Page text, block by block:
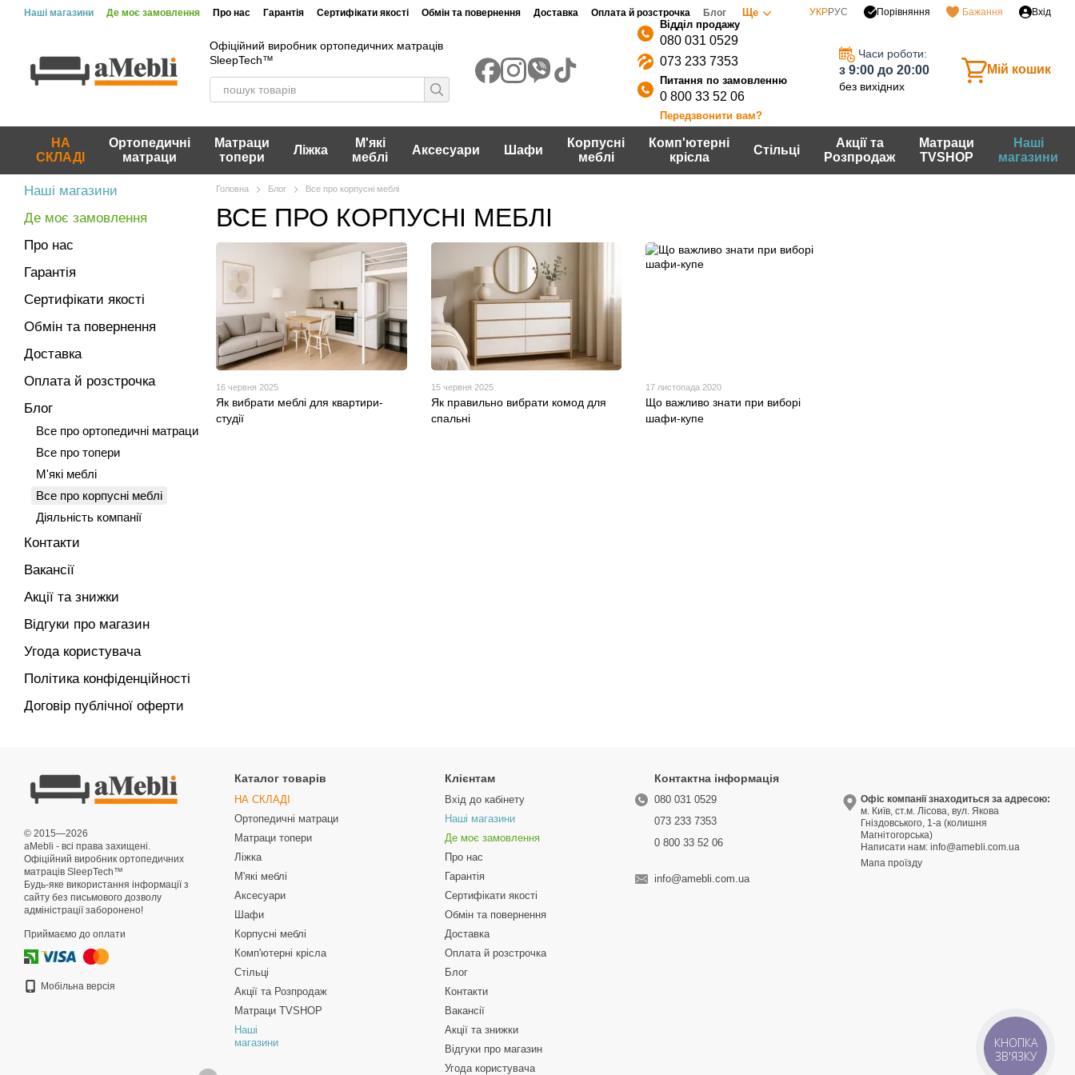
Перейти до основного контенту
Наші магазини Де моє замовлення Про нас Гарантія Сертифікати якості Обмін та повернення Доставка Оплата й розстрочка Блог Ще УКРРУС Порівняння Бажання Вхід
Офіційний виробник ортопедичних матраців
SleepTech™
080 031 0529
073 233 7353
0 800 33 52 06
Передзвонити вам?
Часи роботи:
з 9:00 до 20:00
без вихідних
Мій кошик
НА
СКЛАДІ
Ортопедичні
матраци
Матраци
топери
Ліжка
М'які
меблі
Аксесуари Шафи
Корпусні
меблі
Комп'ютерні
крісла
Стільці
Акції та
Розпродаж
Матраци
TVSHOP
Наші
магазини
Головна Блог Все про корпусні меблі
ВСЕ ПРО КОРПУСНІ МЕБЛІ
16 червня 2025
Як вибрати меблі для квартири-
студії
15 червня 2025
Як правильно вибрати комод для
спальні
17 листопада 2020
Що важливо знати при виборі
шафи-купе
Наші магазини
Де моє замовлення
Про нас
Гарантія
Сертифікати якості
Обмін та повернення
Доставка
Оплата й розстрочка
Блог
Все про ортопедичні матраци
Все про топери
М'які меблі
Все про корпусні меблі
Діяльність компанії
Контакти
Вакансії
Акції та знижки
Відгуки про магазин
Угода користувача
Політика конфіденційності
Договір публічної оферти
© 2015—2026
aMebli - всі права захищені.
Офіційний виробник ортопедичних
матраців SleepTech™
Будь-яке використання інформації з
сайту без письмового дозволу
адміністрації заборонено!
Приймаємо до оплати
Мобільна версія
Каталог товарів
НА СКЛАДІ
Ортопедичні матраци
Матраци топери
Ліжка
М'які меблі
Аксесуари
Шафи
Корпусні меблі
Комп'ютерні крісла
Стільці
Акції та Розпродаж
Матраци TVSHOP
Наші
магазини
Клієнтам
Вхід до кабінету
Наші магазини
Де моє замовлення
Про нас
Гарантія
Сертифікати якості
Обмін та повернення
Доставка
Оплата й розстрочка
Блог
Контакти
Вакансії
Акції та знижки
Відгуки про магазин
Угода користувача
Контактна інформація
080 031 0529
073 233 7353
0 800 33 52 06
info@amebli.com.ua
Офіс компанії знаходиться за адресою:
м. Київ, ст.м. Лісова, вул. Якова
Гніздовського, 1-а (колишня
Магнітогорська)
Написати нам:info@amebli.com.ua
Мапа проїзду
КНОПКА
ЗВ'ЯЗКУ